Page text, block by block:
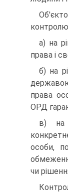
а) на
права і
б) на
права
ОРД
в) на
особи,
чи